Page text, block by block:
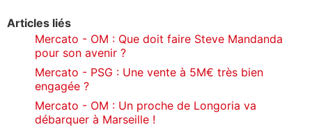
Articles liés
Mercato - OM : Que doit faire Steve Mandanda
pour son avenir ?
Mercato - PSG : Une vente à 5M€ très bien
engagée ?
Mercato - OM : Un proche de Longoria va
débarquer à Marseille !